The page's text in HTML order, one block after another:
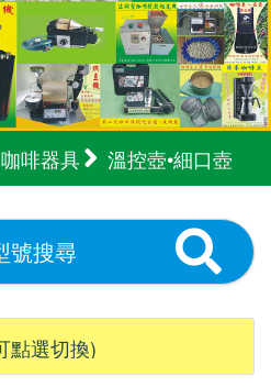
咖啡器具 溫控壺•細口壺